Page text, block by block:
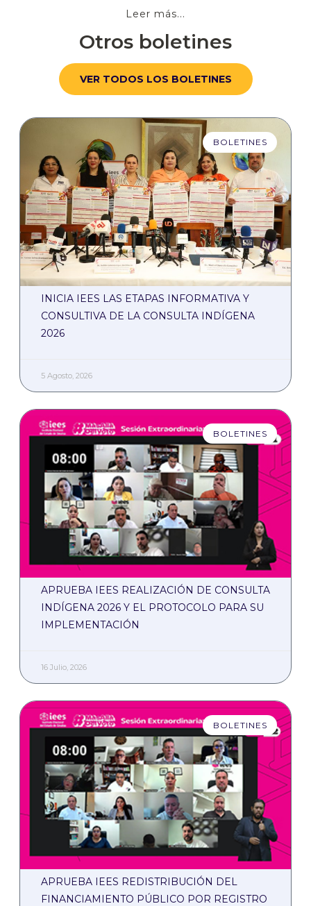
Leer más...
Otros boletines
VER TODOS LOS BOLETINES
BOLETINES
INICIA IEES LAS ETAPAS INFORMATIVA Y
CONSULTIVA DE LA CONSULTA INDÍGENA
2026
5 Agosto, 2026
BOLETINES
APRUEBA IEES REALIZACIÓN DE CONSULTA
INDÍGENA 2026 Y EL PROTOCOLO PARA SU
IMPLEMENTACIÓN
16 Julio, 2026
BOLETINES
APRUEBA IEES REDISTRIBUCIÓN DEL
FINANCIAMIENTO PÚBLICO POR REGISTRO